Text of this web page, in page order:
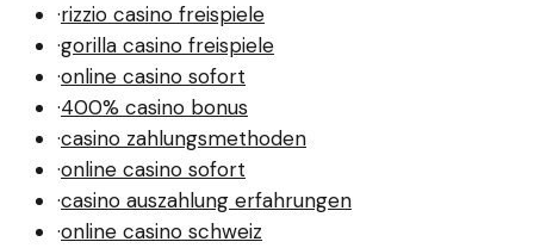
·rizzio casino freispiele
·gorilla casino freispiele
·online casino sofort
·400% casino bonus
·casino zahlungsmethoden
·online casino sofort
·casino auszahlung erfahrungen
·online casino schweiz